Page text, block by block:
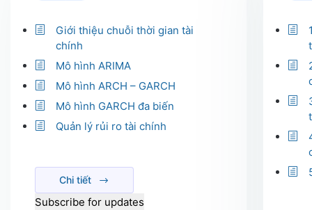
Giới thiệu chuỗi thời gian tài
chính
Mô hình ARIMA
Mô hình ARCH – GARCH
Mô hình GARCH đa biến
Quản lý rủi ro tài chính
Chi tiết
Subscribe for updates